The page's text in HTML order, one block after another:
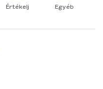
Értékelj Egyéb